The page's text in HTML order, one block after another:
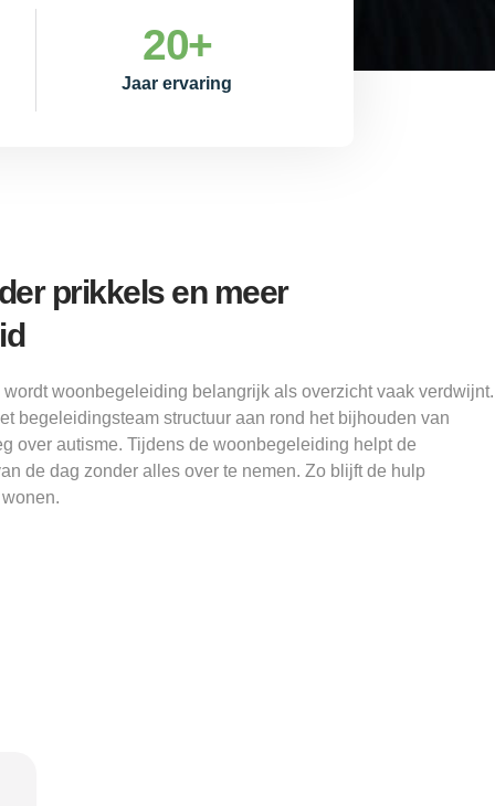
Jaar ervaring
20+
prikkels en meer
woonbegeleiding belangrijk als overzicht vaak verdwijnt.
begeleidingsteam structuur aan rond het bijhouden van
over autisme. Tijdens de woonbegeleiding helpt de
de dag zonder alles over te nemen. Zo blijft de hulp